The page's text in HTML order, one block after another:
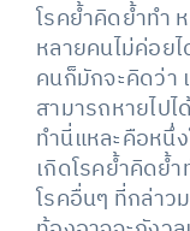
โรคย้ำคิดย้ำทำ
หลายคนไม่ค่อย
คนก็มักจะคิดว่า
สามารถหายไป
ทำนี่แหละคือหนึ่
เกิดโรคย้ำคิดย้
โรคอื่นๆ ที่กล่าว